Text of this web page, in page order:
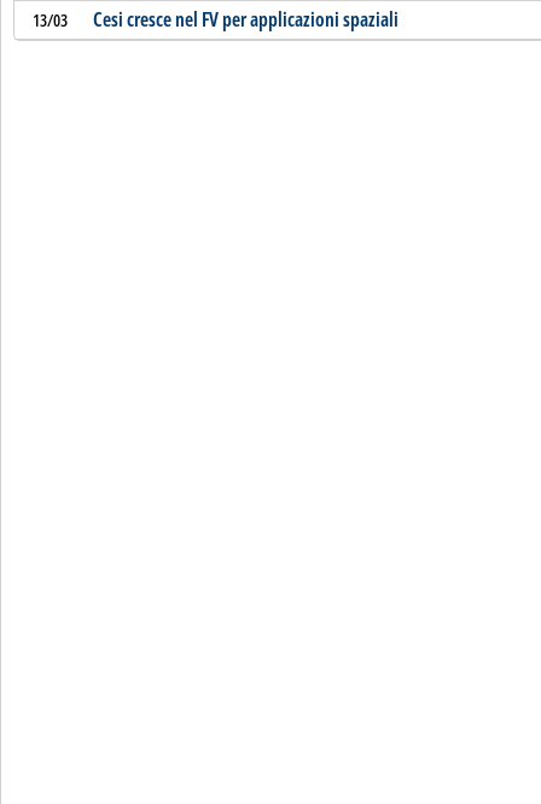
13/03 Cesi cresce nel FV per applicazioni spaziali